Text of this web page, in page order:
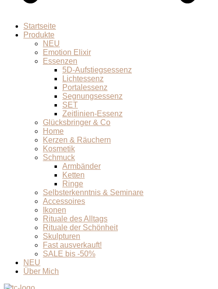
Startseite
Produkte
NEU
Emotion Elixir
Essenzen
5D-Aufstiegsessenz
Lichtessenz
Portalessenz
Segnungsessenz
SET
Zeitlinien-Essenz
Glücksbringer & Co
Home
Kerzen & Räuchern
Kosmetik
Schmuck
Armbänder
Ketten
Ringe
Selbsterkenntnis & Seminare
Accessoires
Ikonen
Rituale des Alltags
Rituale der Schönheit
Skulpturen
Fast ausverkauft!
SALE bis -50%
NEU
Über Mich